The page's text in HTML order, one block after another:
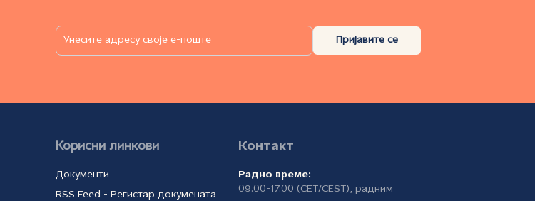
Пријавите се
Корисни линкови
Документи
RSS Feed - Регистар докумената
Контакт
Радно време:
09.00-17.00 (CET/CEST), радним